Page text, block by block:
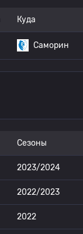
Куда
Саморин
Сезоны
2023/2024
2022/2023
2022